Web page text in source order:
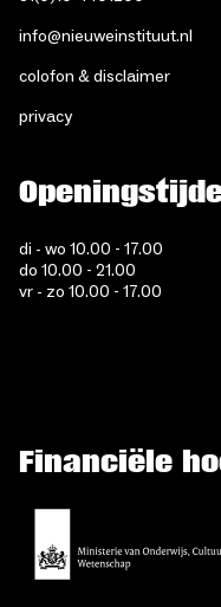
info@nieuweinstituut.nl
colofon & disclaimer
privacy
di - wo 10.00 - 17.00
do 10.00 - 21.00
vr - zo 10.00 - 17.00
Financiële